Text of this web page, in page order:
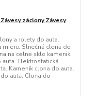
záclony Závesy
a rolety do auta.
mieru. Slnečná clona do
na celne sklo kamenik.
Elektrostatická
Kamenik clona do auta.
auta. Clona do